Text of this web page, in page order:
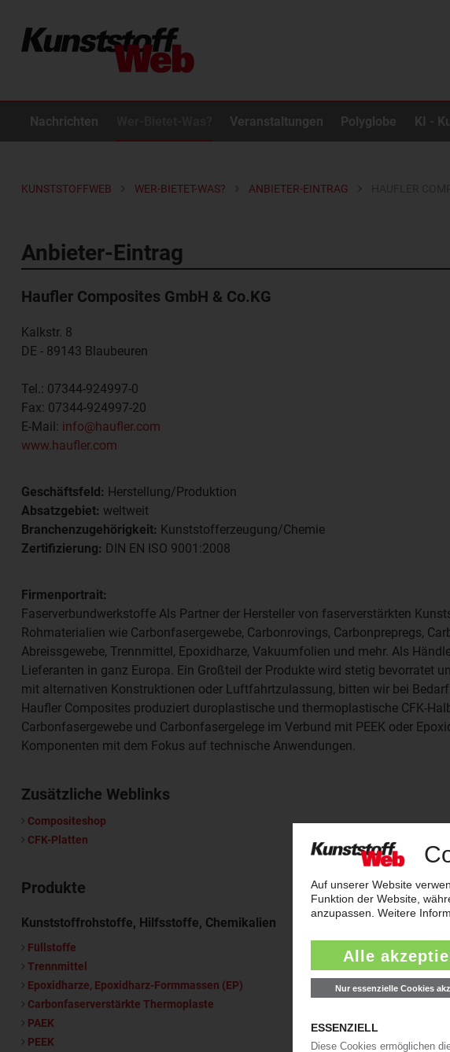
Nachrichten Veranstaltungen Polyglobe KI -
KUNSTSTOFFWEB WER-BIETET-WAS? ANBIETER-EINTRAG
Anbieter-Eintrag
Haufler Composites GmbH & Co.KG
Kalkstr. 8
DE - 89143 Blaubeuren
Tel.: 07344-924997-0
Fax: 07344-924997-20
E-Mail: info@haufler.com
www.haufler.com
Geschäftsfeld: Herstellung/Produktion
Absatzgebiet: weltweit
Branchenzugehörigkeit: Kunststofferzeugung/Chemie
Zertifizierung: DIN EN ISO 9001:2008
Firmenportrait:
Faserverbundwerkstoffe Als Partner der Hersteller von faserverstärkten
Rohmaterialien wie Carbonfasergewebe, Carbonrovings, Carbonprepregs,
Abreissgewebe, Trennmittel, Epoxidharze, Vakuumfolien und mehr. Als
Lieferanten in ganz Europa. Ein Großteil der Produkte wird stetig bevorratet
mit alternativen Konstruktionen oder Luftfahrtzulassung, bitten wir bei
Haufler Composites produziert duroplastische und thermoplastische CFK-
Carbonfasergewebe und Carbonfasergelege im Verbund mit PEEK oder
Komponenten mit dem Fokus auf technische Anwendungen.
Zusätzliche Weblinks
Compositeshop
CFK-Platten
Produkte
Kunststoffrohstoffe, Hilfsstoffe, Chemikalien
Füllstoffe
Trennmittel
Epoxidharze, Epoxidharz-Formmassen (EP)
Carbonfaserverstärkte Thermoplaste
PAEK
PEEK